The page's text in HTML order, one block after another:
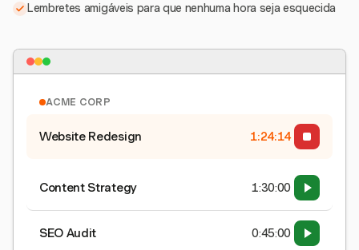
Lembretes amigáveis para que nenhuma hora seja esquecida
ACME CORP
Website Redesign 1:24:15
Content Strategy 1:30:00
SEO Audit 0:45:00